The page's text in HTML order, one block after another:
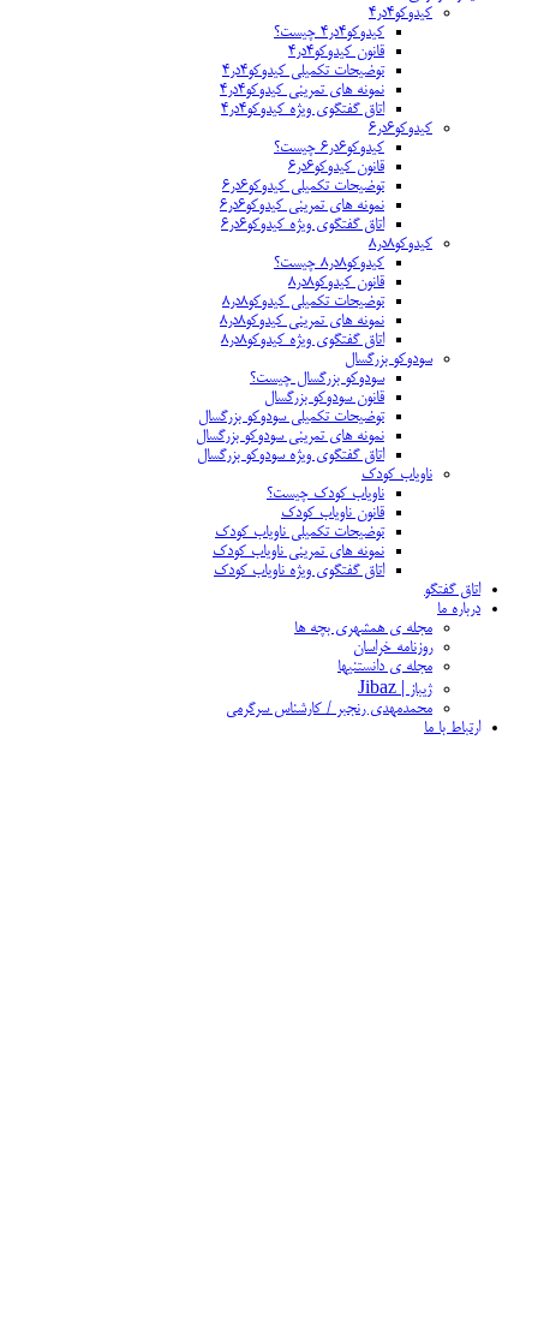
کیدوکو۴در۴
کیدوکو۴در۴ چیست؟
قانون کیدوکو۴در۴
توضیحات تکمیلی کیدوکو۴در۴
نمونه های تمرینی کیدوکو۴در۴
اتاق گفتگوی ویژه کیدوکو۴در۴
کیدوکو۶در۶
کیدوکو۶در۶ چیست؟
قانون کیدوکو۶در۶
توضیحات تکمیلی کیدوکو۶در۶
نمونه های تمرینی کیدوکو۶در۶
اتاق گفتگوی ویژه کیدوکو۶در۶
کیدوکو۸در۸
کیدوکو۸در۸ چیست؟
قانون کیدوکو۸در۸
توضیحات تکمیلی کیدوکو۸در۸
نمونه های تمرینی کیدوکو۸در۸
اتاق گفتگوی ویژه کیدوکو۸در۸
سودوکو بزرگسال
سودوکو بزرگسال چیست؟
قانون سودوکو بزرگسال
توضیحات تکمیلی سودوکو بزرگسال
نمونه های تمرینی سودوکو بزرگسال
اتاق گفتگوی ویژه سودوکو بزرگسال
ناویاب کودک
ناویاب کودک چیست؟
قانون ناویاب کودک
توضیحات تکمیلی ناویاب کودک
نمونه های تمرینی ناویاب کودک
اتاق گفتگوی ویژه ناویاب کودک
اتاق گفتگو
درباره ما
مجله ی همشهری بچه ها
روزنامه خراسان
مجله ی دانستنیها
ژیباز | Jibaz
محمدمهدی رنجبر / کارشناس سرگرمی
ارتباط با ما